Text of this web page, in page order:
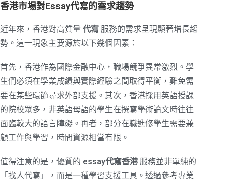
香港市場對Essay代寫的需求趨勢
近年來，香港對高質量 代寫 服務的需求呈現顯著增長趨
勢。這一現象主要源於以下幾個因素：
首先，香港作為國際金融中心，職場競爭異常激烈。學
生們必須在學業成績與實際經驗之間取得平衡，難免需
要在某些環節尋求外部支援。其次，香港採用英語授課
的院校眾多，非英語母語的學生在撰寫學術論文時往往
面臨較大的語言障礙。再者，部分在職進修學生需要兼
顧工作與學習，時間資源相當有限。
值得注意的是，優質的 essay代寫香港服務並非單純的
「找人代寫」，而是一種學習支援工具。透過參考專業